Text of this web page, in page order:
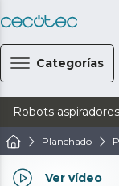
Categorías
Robots aspiradores
Planchado
Ver vídeo